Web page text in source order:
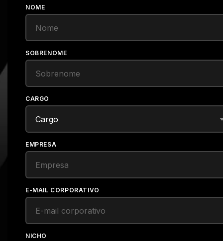
NOME
SOBRENOME
CARGO
EMPRESA
E-MAIL CORPORATIVO
NICHO